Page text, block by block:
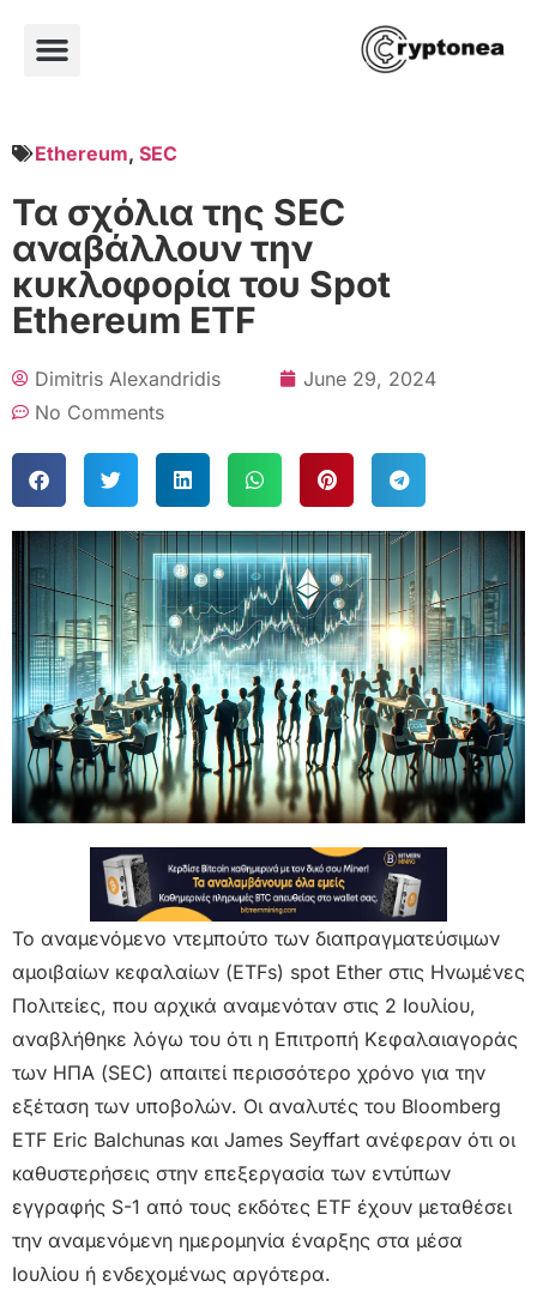
Ethereum, SEC
Τα σχόλια της SEC
αναβάλλουν την
κυκλοφορία του Spot
Ethereum ETF
Dimitris Alexandridis
June 29, 2024
No Comments
Το αναμενόμενο ντεμπούτο των διαπραγματεύσιμων
αμοιβαίων κεφαλαίων (ETFs) spot Ether στις Ηνωμένες
Πολιτείες, που αρχικά αναμενόταν στις 2 Ιουλίου,
αναβλήθηκε λόγω του ότι η Επιτροπή Κεφαλαιαγοράς
των ΗΠΑ (SEC) απαιτεί περισσότερο χρόνο για την
εξέταση των υποβολών. Οι αναλυτές του Bloomberg
ETF Eric Balchunas και James Seyffart ανέφεραν ότι οι
καθυστερήσεις στην επεξεργασία των εντύπων
εγγραφής S-1 από τους εκδότες ETF έχουν μεταθέσει
την αναμενόμενη ημερομηνία έναρξης στα μέσα
Ιουλίου ή ενδεχομένως αργότερα.